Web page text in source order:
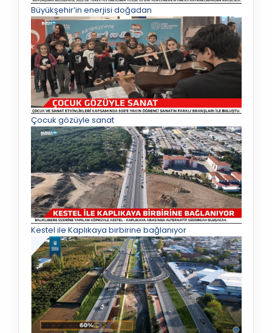
Büyükşehir’in enerjisi doğadan
Çocuk gözüyle sanat
Kestel ile Kaplıkaya birbirine bağlanıyor